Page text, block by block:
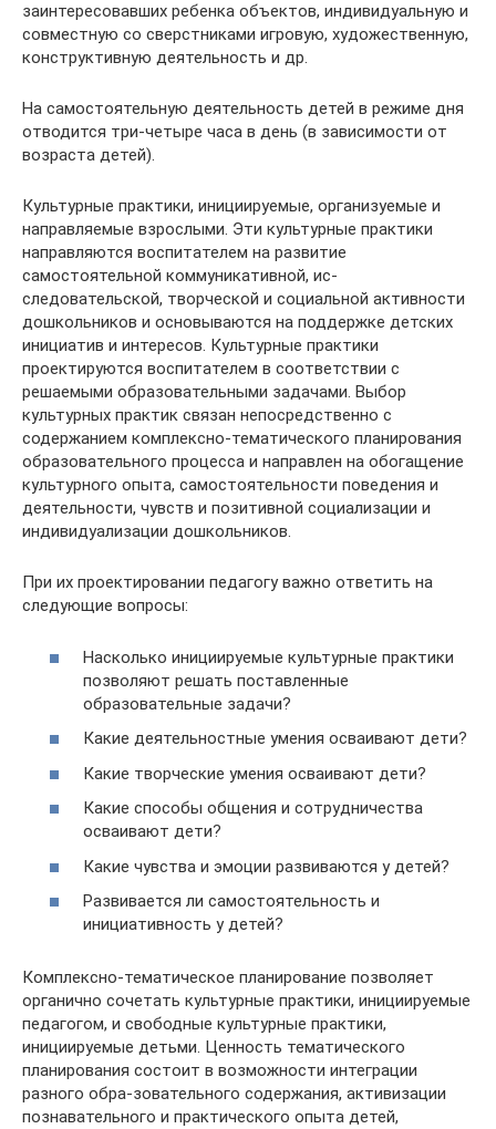
заинтересовавших ребенка объектов, индивидуальную и
совместную со сверстниками игровую, художественную,
конструктивную деятельность и др.
На самостоятельную деятельность детей в режиме дня
отводится три-четыре часа в день (в зависимости от
возраста детей).
Культурные практики, инициируемые, организуемые и
направляемые взрослыми. Эти культурные практики
направляются воспитателем на развитие
самостоятельной коммуникативной, ис-
следовательской, творческой и социальной активности
дошкольников и основываются на поддержке детских
инициатив и интересов. Культурные практики
проектируются воспитателем в соответствии с
решаемыми образовательными задачами. Выбор
культурных практик связан непосредственно с
содержанием комплексно-тематического планирования
образовательного процесса и направлен на обогащение
культурного опыта, самостоятельности поведения и
деятельности, чувств и позитивной социализации и
индивидуализации дошкольников.
При их проектировании педагогу важно ответить на
следующие вопросы:
Насколько инициируемые культурные практики
позволяют решать поставленные
образовательные задачи?
Какие деятельностные умения осваивают дети?
Какие творческие умения осваивают дети?
Какие способы общения и сотрудничества
осваивают дети?
Какие чувства и эмоции развиваются у детей?
Развивается ли самостоятельность и
инициативность у детей?
Комплексно-тематическое планирование позволяет
органично сочетать культурные практики, инициируемые
педагогом, и свободные культурные практики,
инициируемые детьми. Ценность тематического
планирования состоит в возможности интеграции
разного обра-зовательного содержания, активизации
познавательного и практического опыта детей,